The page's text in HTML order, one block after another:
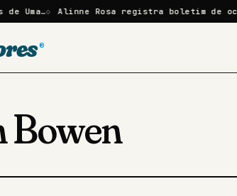
Alinne Rosa registra boletim de
®
Bowen